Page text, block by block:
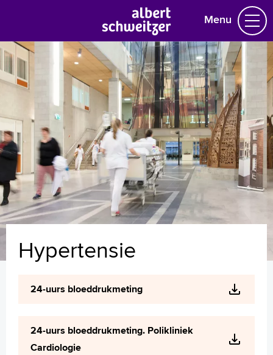
Menu
Homepage
Praktische informatie
Specialismen
Werken en leren
Medewerkers
Contact
MijnASz
Verwijzers
Language
Hypertensie
24-uurs bloeddrukmeting
24-uurs bloeddrukmeting. Polikliniek
Cardiologie